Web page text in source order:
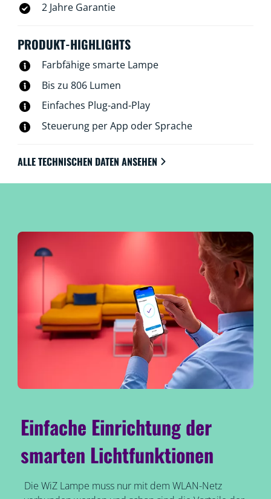
2 Jahre Garantie
PRODUKT-HIGHLIGHTS
Farbfähige smarte Lampe
Bis zu 806 Lumen
Einfaches Plug-and-Play
Steuerung per App oder Sprache
ALLE TECHNISCHEN DATEN ANSEHEN
Einfache Einrichtung der
smarten Lichtfunktionen
Die WiZ Lampe muss nur mit dem WLAN-Netz